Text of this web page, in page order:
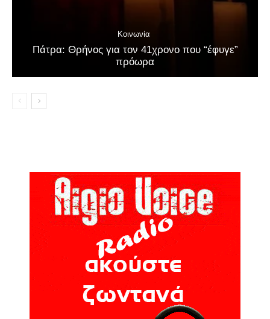
Κοινωνία
Πάτρα: Θρήνος για τον 41χρονο που “έφυγε”
πρόωρα